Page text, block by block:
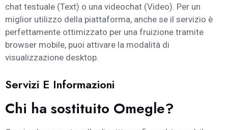
chat testuale (Text) o una videochat (Video). Per un
miglior utilizzo della piattaforma, anche se il servizio è
perfettamente ottimizzato per una fruizione tramite
browser mobile, puoi attivare la modalità di
visualizzazione desktop.
Servizi E Informazioni
Chi ha sostituito Omegle?